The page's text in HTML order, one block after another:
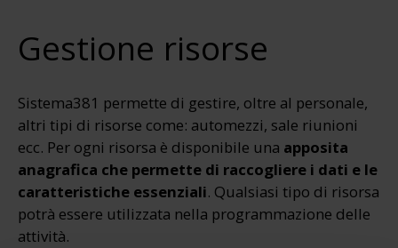
Gestione risorse
Sistema381 permette di gestire, oltre al personale,
altri tipi di risorse come: automezzi, sale riunioni
ecc. Per ogni risorsa è disponibile una apposita
anagrafica che permette di raccogliere i dati e le
caratteristiche essenziali. Qualsiasi tipo di risorsa
potrà essere utilizzata nella programmazione delle
attività.